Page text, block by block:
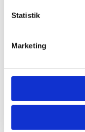
Statistik
Marketing
prisstigninger
med at bremse
der øget fokus
især i lyset af
miljømæssige
teorier og